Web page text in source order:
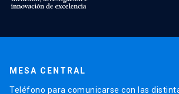
MESA CENTRAL
Teléfono para comunicarse con las